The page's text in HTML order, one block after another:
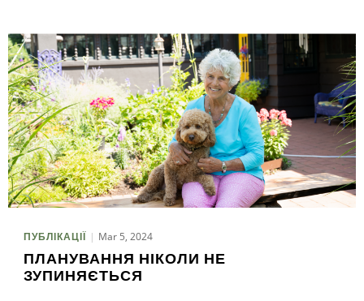
ПУБЛІКАЦІЇ Mar 5, 2024
ПЛАНУВАННЯ НІКОЛИ НЕ
ЗУПИНЯЄТЬСЯ